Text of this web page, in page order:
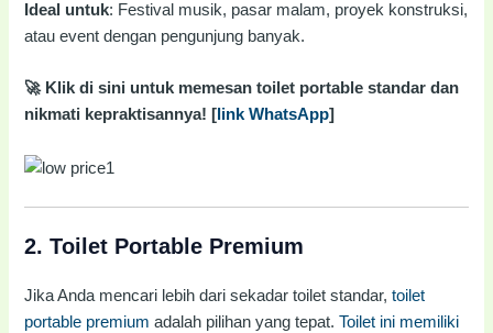
Ideal untuk: Festival musik, pasar malam, proyek konstruksi,
atau event dengan pengunjung banyak.
🚀 Klik di sini untuk memesan toilet portable standar dan
nikmati kepraktisannya! [ link WhatsApp]
2.Toilet Portable Premium
Jika Anda mencari lebih dari sekadar toilet standar,toilet
portable premium adalah pilihan yang tepat.Toilet ini memiliki